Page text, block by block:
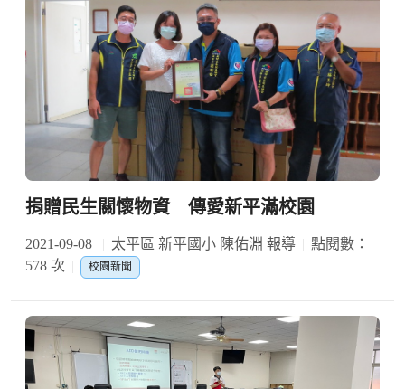
捐贈民生關懷物資 傳愛新平滿校園
2021-09-08 太平區 新平國小 陳佑淵 報導
點閱數：
578 次
校園新聞